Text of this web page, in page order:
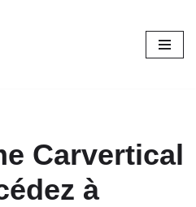
Carvertical
à